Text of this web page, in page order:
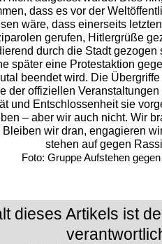
dass es vor der
wäre, dass einerseits
gerufen, Hitlergrüße
durch die Stadt
später eine Protestaktion
beendet wird. Die
der offiziellen
und Entschlossenheit sie
– aber wir auch nicht. Wir
Bleiben wir dran, engagieren
stehen auf gegen
Foto: Gruppe Aufstehen
dieses Artikels ist